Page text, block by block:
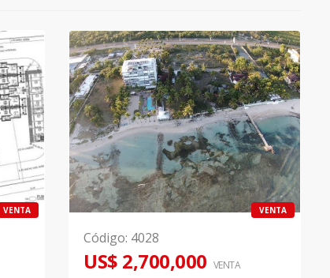
VENTA VENTA
Código: 4028
US$ 2,700,000 VENTA